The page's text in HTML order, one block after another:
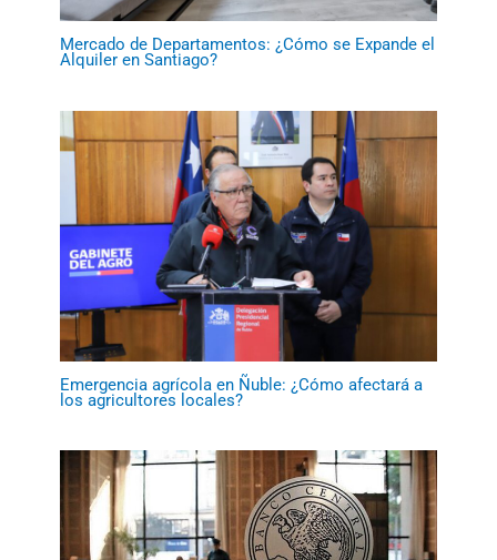
Mercado de Departamentos: ¿Cómo se Expande el
Alquiler en Santiago?
Emergencia agrícola en Ñuble: ¿Cómo afectará a
los agricultores locales?